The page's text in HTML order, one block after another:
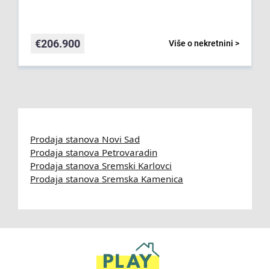
Više o nekretnini >
€206.900
Prodaja stanova Novi Sad
Prodaja stanova Petrovaradin
Prodaja stanova Sremski Karlovci
Prodaja stanova Sremska Kamenica